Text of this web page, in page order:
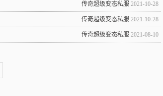
传奇超级变态私服 2021-10-28
传奇超级变态私服 2021-10-28
传奇超级变态私服 2021-08-10